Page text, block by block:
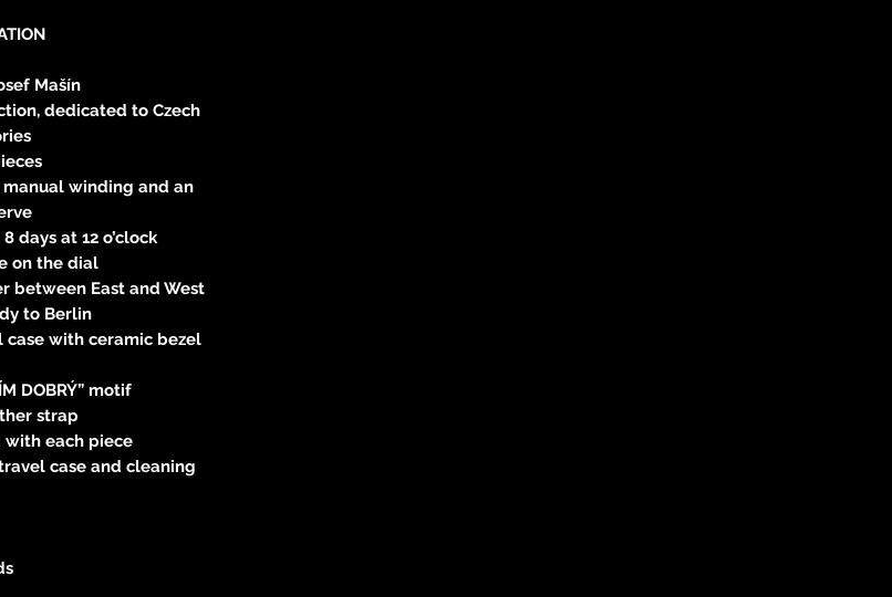
Mašín
dedicated to Czech
manual winding and an
days at 12 o’clock
on the dial
between East and West
to Berlin
case with ceramic bezel
DOBRÝ” motif
strap
with each piece
case and cleaning